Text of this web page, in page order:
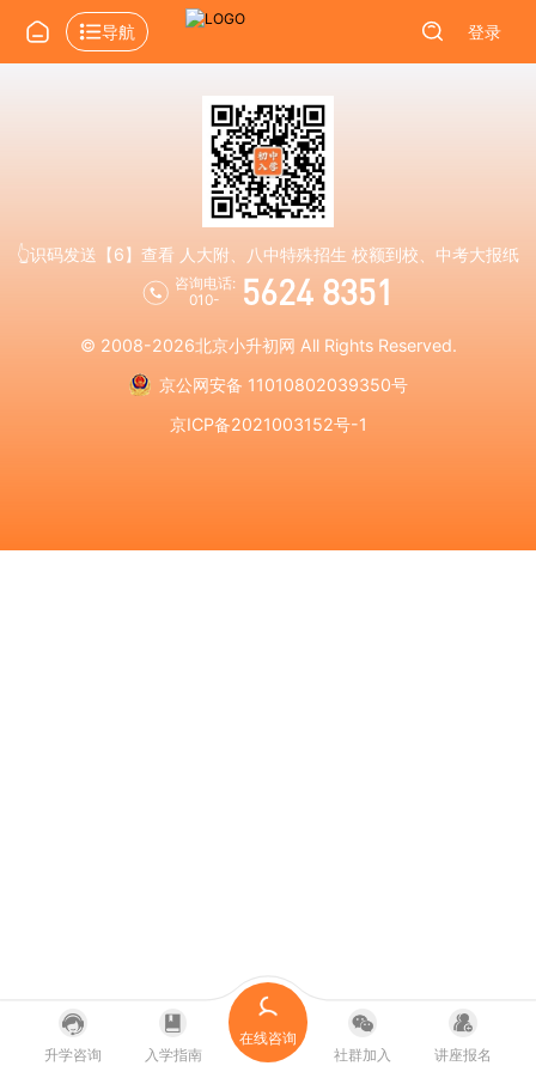
导航 登录
👆识码发送【6】查看 人大附、八中特殊招生 校额到校、中考大报纸
咨询电话:
010-
5624 8351
© 2008-2026北京小升初网 All Rights Reserved.
京公网安备 11010802039350号
京ICP备2021003152号-1
升学咨询 入学指南
在线咨询
社群加入
讲座报名